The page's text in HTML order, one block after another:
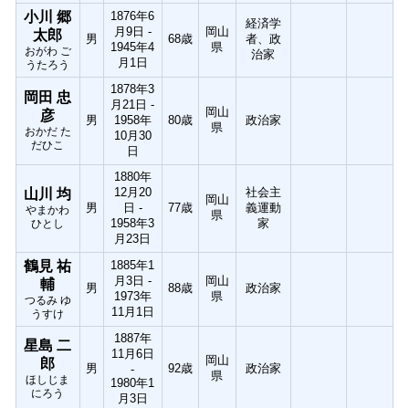
小川 郷
太郎
おがわ ご
うたろう
男
1876年6
月9日 -
1945年4
月1日
68歳
岡山
県
経済学
者、政
治家
岡田 忠
彦
おかだ た
だひこ
男
1878年3
月21日 -
1958年
10月30
日
80歳
岡山
県
政治家
山川 均
やまかわ
ひとし
男
1880年
12月20
日 -
1958年3
月23日
77歳
岡山
県
社会主
義運動
家
鶴見 祐
輔
つるみ ゆ
うすけ
男
1885年1
月3日 -
1973年
11月1日
88歳
岡山
県
政治家
星島 二
郎
ほしじま
にろう
男
1887年
11月6日
-
1980年1
月3日
92歳
岡山
県
政治家